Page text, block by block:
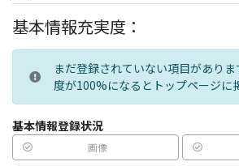
基本情報充実度：
まだ登録されていない項目があり
度が100%になるとトップページに
基本情報登録状況
画像